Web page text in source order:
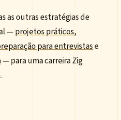
as outras estratégias de
— projetos práticos,
para entrevistase
— para uma carreira Zig